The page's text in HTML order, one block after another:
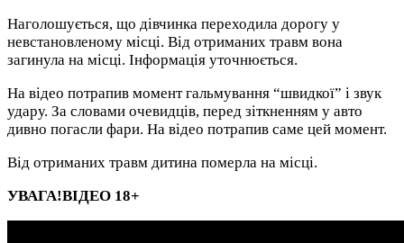
Наголошується, що дівчинка переходила дорогу у
невстановленому місці. Від отриманих травм вона
загинула на місці. Інформація уточнюється.
На відео потрапив момент гальмування “швидкої” і звук
удару. За словами очевидців, перед зіткненням у авто
дивно погасли фари. На відео потрапив саме цей момент.
Від отриманих травм дитина померла на місці.
УВАГА!ВІДЕО 18+